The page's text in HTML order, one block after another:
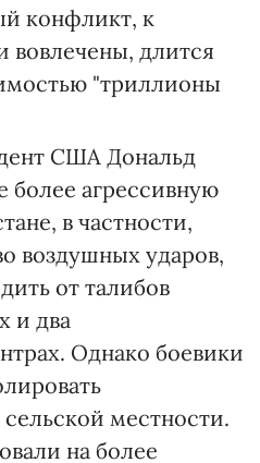
конфликт, к
длится
"триллионы
США Дональд
более агрессивную
в частности,
воздушных ударов,
от талибов
и два
Однако боевики
местности.
на более